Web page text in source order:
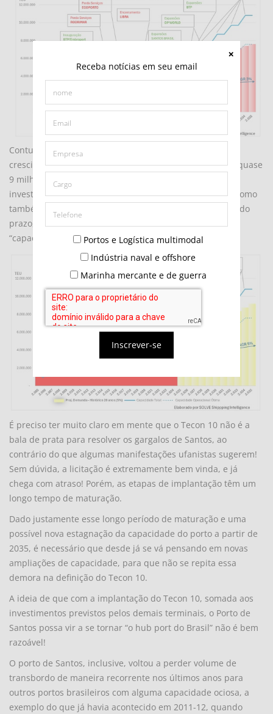
Receba notícias em seu email
Portos e Logística multimodal
Indústria naval e offshore
Marinha mercante e de guerra
Inscrever-se
Contudo, supondo que o Porto de Santos mantenha seu
crescimento histórico de 5%a.a., a demanda chegaria a quase
9 milhões de TEU e, portanto, mesmo que todos os
investimentos projetados, não apenas para o Tecon 10 como
também pelo demais terminais, de fato ocorram dentro do
prazo, o porto de Santos continuaria operando acima da
“capacidade operacional ótima”.
É preciso ter muito claro em mente que o Tecon 10 não é a
bala de prata para resolver os gargalos de Santos, ao
contrário do que algumas manifestações ufanistas sugerem!
Sem dúvida, a licitação é extremamente bem vinda, e já
chega com atraso! Porém, as etapas de implantação têm um
longo tempo de maturação.
Dado justamente esse longo período de maturação e uma
possível nova estagnação da capacidade do porto a partir de
2035, é necessário que desde já se vá pensando em novas
ampliações de capacidade, para que não se repita essa
demora na definição do Tecon 10.
A ideia de que com a implantação do Tecon 10, somada aos
investimentos previstos pelos demais terminais, o Porto de
Santos possa vir a se tornar “o hub port do Brasil” não é bem
razoável!
O porto de Santos, inclusive, voltou a perder volume de
transbordo de maneira recorrente nos últimos anos para
outros portos brasileiros com alguma capacidade ociosa, a
exemplo do que já havia acontecido em 2011-12, quando